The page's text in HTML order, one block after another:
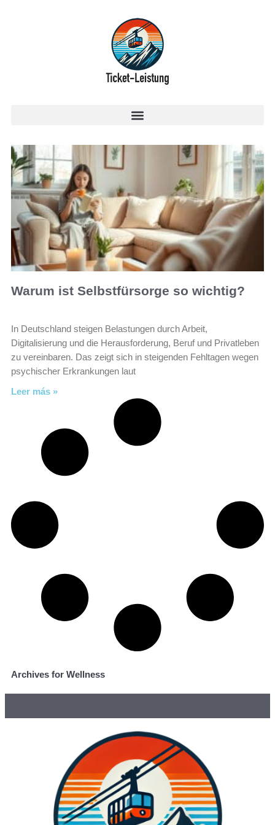
Warum ist Selbstfürsorge so wichtig?
In Deutschland steigen Belastungen durch Arbeit,
Digitalisierung und die Herausforderung, Beruf und Privatleben
zu vereinbaren. Das zeigt sich in steigenden Fehltagen wegen
psychischer Erkrankungen laut
Leer más »
Archives for Wellness